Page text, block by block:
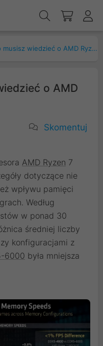
Wszystko co musisz wiedzieć o AMD Ryzen 7 9850X3D
o AMD
Skomentuj
AMD Ryzen 7
dotyczące nie
wpływu pamięci
Według
w ponad 30
średniej liczby
konfiguracjami z
6000 była mniejsza